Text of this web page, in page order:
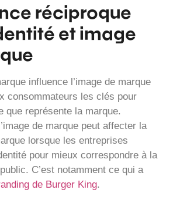
réciproque
et image
influence l’image de marque
consommateurs les clés pour
que représente la marque.
de marque peut affecter la
lorsque les entreprises
pour mieux correspondre à la
C’est notamment ce qui a
de Burger King.